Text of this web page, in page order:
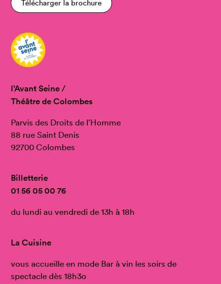
Télécharger la brochure
l’Avant Seine /
Théâtre de Colombes
Parvis des Droits de l’Homme
88 rue Saint Denis
92700 Colombes
Billetterie
01 56 05 00 76
du lundi au vendredi de 13h à 18h
La Cuisine
vous accueille en mode Bar à vin les soirs de
spectacle dès 18h3o